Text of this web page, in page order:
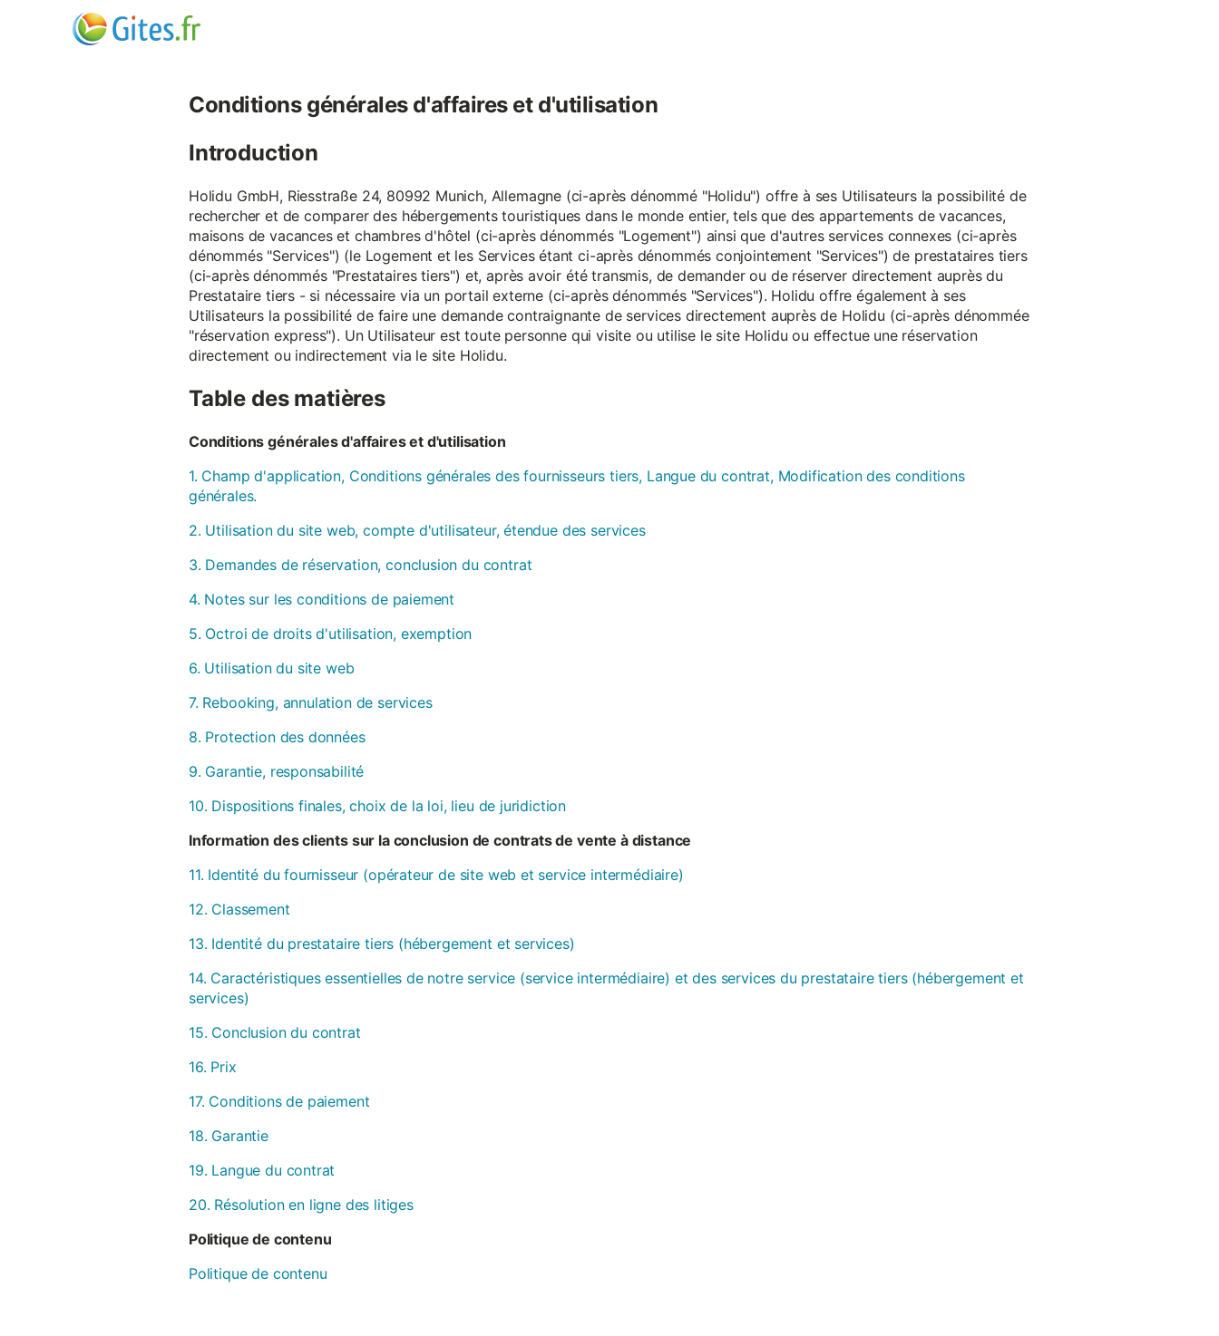
Conditions générales d'affaires et d'utilisation
Introduction
Holidu GmbH, Riesstraße 24, 80992 Munich, Allemagne (ci-après dénommé "Holidu") offre à ses Utilisateurs la possibilité de
rechercher et de comparer des hébergements touristiques dans le monde entier, tels que des appartements de vacances,
maisons de vacances et chambres d'hôtel (ci-après dénommés "Logement") ainsi que d'autres services connexes (ci-après
dénommés "Services") (le Logement et les Services étant ci-après dénommés conjointement "Services") de prestataires tiers
(ci-après dénommés "Prestataires tiers") et, après avoir été transmis, de demander ou de réserver directement auprès du
Prestataire tiers - si nécessaire via un portail externe (ci-après dénommés "Services"). Holidu offre également à ses
Utilisateurs la possibilité de faire une demande contraignante de services directement auprès de Holidu (ci-après dénommée
"réservation express"). Un Utilisateur est toute personne qui visite ou utilise le site Holidu ou effectue une réservation
directement ou indirectement via le site Holidu.
Table des matières
Conditions générales d'affaires et d'utilisation
1. Champ d'application, Conditions générales des fournisseurs tiers, Langue du contrat, Modification des conditions
générales.
2. Utilisation du site web, compte d'utilisateur, étendue des services
3. Demandes de réservation, conclusion du contrat
4. Notes sur les conditions de paiement
5. Octroi de droits d'utilisation, exemption
6. Utilisation du site web
7. Rebooking, annulation de services
8. Protection des données
9. Garantie, responsabilité
10. Dispositions finales, choix de la loi, lieu de juridiction
Information des clients sur la conclusion de contrats de vente à distance
11. Identité du fournisseur (opérateur de site web et service intermédiaire)
12. Classement
13. Identité du prestataire tiers (hébergement et services)
14. Caractéristiques essentielles de notre service (service intermédiaire) et des services du prestataire tiers (hébergement et
services)
15. Conclusion du contrat
16. Prix
17. Conditions de paiement
18. Garantie
19. Langue du contrat
20. Résolution en ligne des litiges
Politique de contenu
Politique de contenu